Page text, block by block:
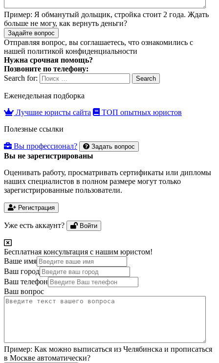
Пример: Я обманутый дольщик, стройка стоит 2 года. Ждать
больше не могу, как вернуть деньги?
Задайте вопрос
Отправляя вопрос, вы соглашаетесь, что ознакомились с
нашей политикой конфиденциальности
Нужна срочная помощь?
Позвоните по телефону:
Search for:
Search
Еженедельная подборка
Лучшие юристы сайта
ТОП опытных юристов
Полезные ссылки
Вы профессионал? Задать вопрос
Вы не зарегистрированы
Оценивать работу, просматривать сертификаты или дипломы
наших специалистов в полном размере могут только
зарегистрированные пользователи.
Регистрация
Уже есть аккаунт? Войти
Бесплатная консультация с нашим юристом!
Ваше имя
Ваш город
Ваш телефон
Ваш вопрос
Пример: Как можно выписаться из Челябинска и прописаться
в Москве автоматически?